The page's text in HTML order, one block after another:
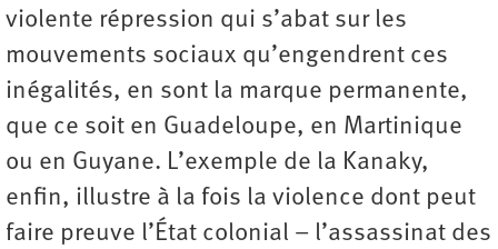
violente répression qui s’abat sur les
mouvements sociaux qu’engendrent ces
inégalités, en sont la marque permanente,
que ce soit en Guadeloupe, en Martinique
ou en Guyane. L’exemple de la Kanaky,
enfin, illustre à la fois la violence dont peut
faire preuve l’État colonial – l’assassinat des